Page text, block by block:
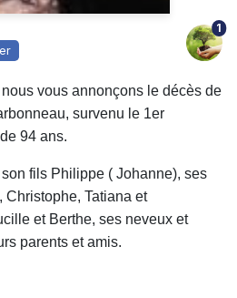
1
vous annonçons le décès de
survenu le 1er
94 ans.
fils Philippe ( Johanne), ses
Christophe, Tatiana et
et Berthe, ses neveux et
parents et amis.